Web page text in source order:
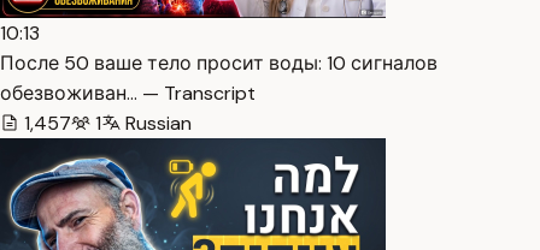
10:13
После 50 ваше тело просит воды: 10 сигналов
обезвоживан… — Transcript
1,457
1 Russian